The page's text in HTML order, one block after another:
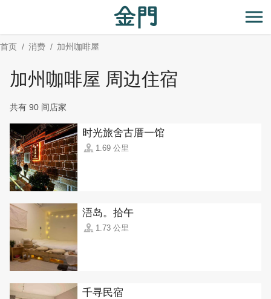
主
要
开
首页 消费 加州咖啡屋
加州咖啡屋 周边住宿
共有 90 间店家
时光旅舍古厝一馆
1.69 公里
浯岛。拾午
1.73 公里
千寻民宿